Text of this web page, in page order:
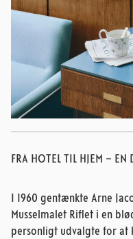
FRA HOTEL TIL HJEM –
I 1960 gentænkte Arne
Musselmalet Riflet i en
personligt udvalgte for at